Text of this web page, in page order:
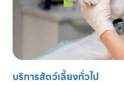
บริการสัตว์เลี้ยงทั่วไป